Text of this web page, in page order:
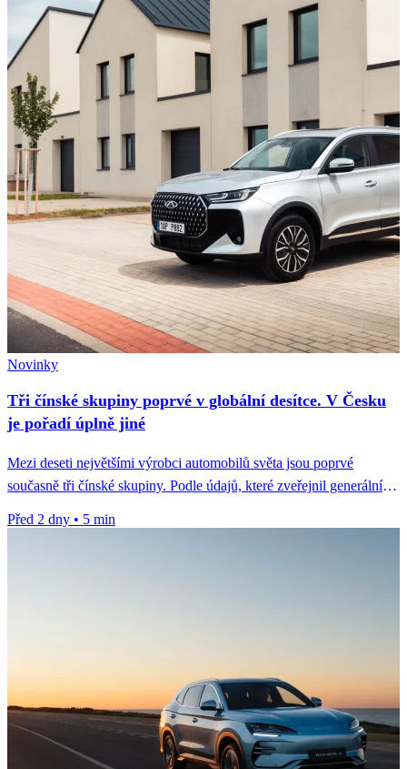
Novinky
Tři čínské skupiny poprvé v globální desítce. V Česku
je pořadí úplně jiné
Mezi deseti největšími výrobci automobilů světa jsou poprvé
současně tři čínské skupiny. Podle údajů, které zveřejnil generální
Před 2 dny • 5 min